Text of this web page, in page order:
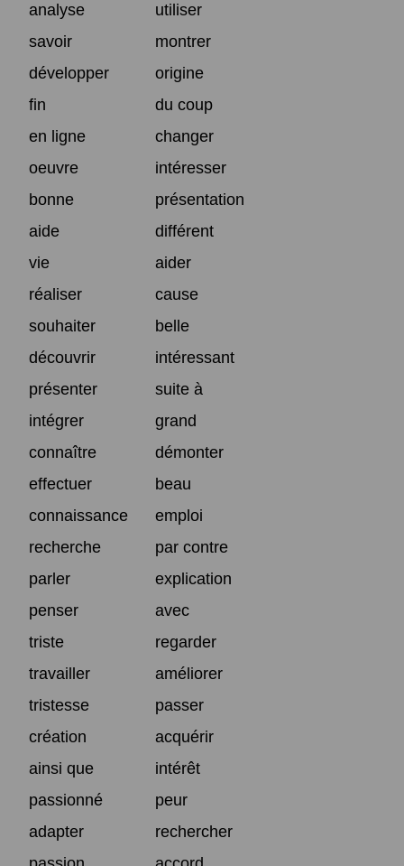
analyse
utiliser
savoir
montrer
développer
origine
fin
du coup
en ligne
changer
oeuvre
intéresser
bonne
présentation
aide
différent
vie
aider
réaliser
cause
souhaiter
belle
découvrir
intéressant
présenter
suite à
intégrer
grand
connaître
démonter
effectuer
beau
connaissance
emploi
recherche
par contre
parler
explication
penser
avec
triste
regarder
travailler
améliorer
tristesse
passer
création
acquérir
ainsi que
intérêt
passionné
peur
adapter
rechercher